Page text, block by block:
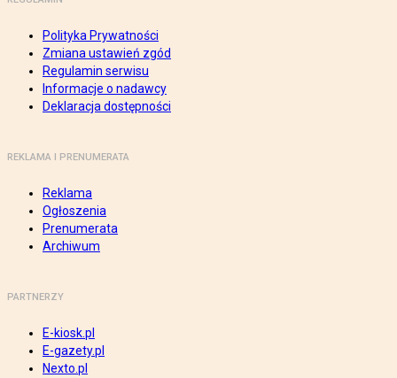
Polityka Prywatności
Zmiana ustawień zgód
Regulamin serwisu
Informacje o nadawcy
Deklaracja dostępności
REKLAMA I PRENUMERATA
Reklama
Ogłoszenia
Prenumerata
Archiwum
PARTNERZY
E-kiosk.pl
E-gazety.pl
Nexto.pl